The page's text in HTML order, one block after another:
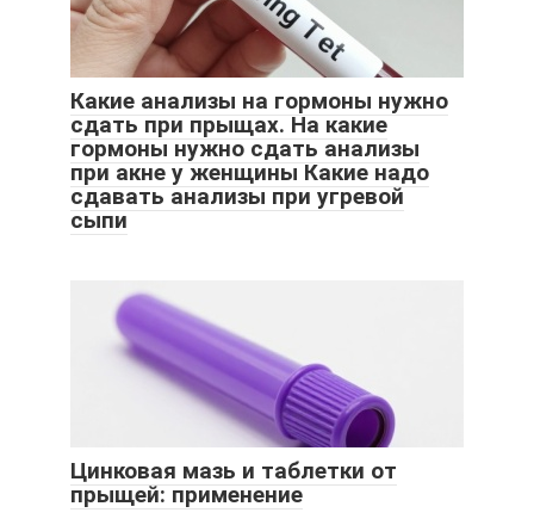
Какие анализы на гормоны нужно
сдать при прыщах. На какие
гормоны нужно сдать анализы
при акне у женщины Какие надо
сдавать анализы при угревой
сыпи
Цинковая мазь и таблетки от
прыщей: применение